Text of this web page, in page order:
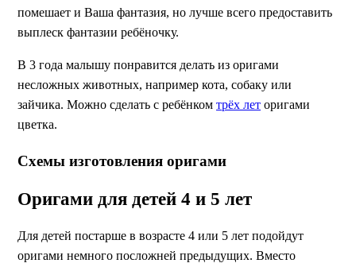
помешает и Ваша фантазия, но лучше всего предоставить
выплеск фантазии ребёночку.
В 3 года малышу понравится делать из оригами
несложных животных, например кота, собаку или
зайчика. Можно сделать с ребёнком трёх лет оригами
цветка.
Схемы изготовления оригами
Оригами для детей 4 и 5 лет
Для детей постарше в возрасте 4 или 5 лет подойдут
оригами немного посложней предыдущих. Вместо